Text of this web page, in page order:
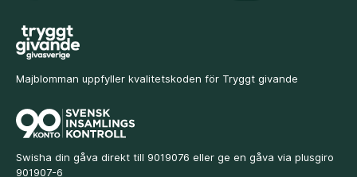
Majblomman uppfyller kvalitetskoden för Tryggt givande
Swisha din gåva direkt till 9019076 eller ge en gåva via plusgiro
901907-6